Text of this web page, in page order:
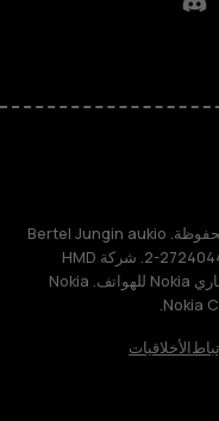
Discord
TM و © 2026 HMD Global. جميع الحقوق محفوظة. Bertel Jungin aukio
9, 02600 Espoo, Finland. مُعرِّف الشركة: 2724044-2. شركة HMD
Global Oy حاصلة على ترخيص من الاسم التجاري Nokia للهواتف. Nokia
الأخلاقيات